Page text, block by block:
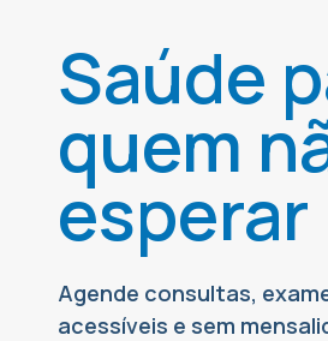
Saúde
quem
esperar
Agende consultas,
acessíveis e sem